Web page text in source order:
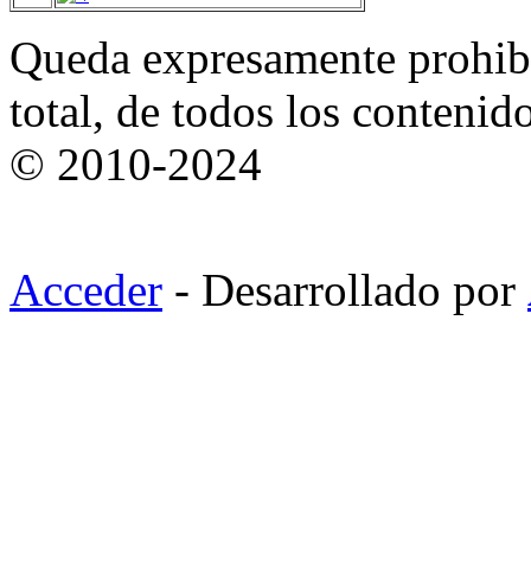
Queda expresamente
total, de todos los
© 2010-2024
Acceder - Desarrollado por